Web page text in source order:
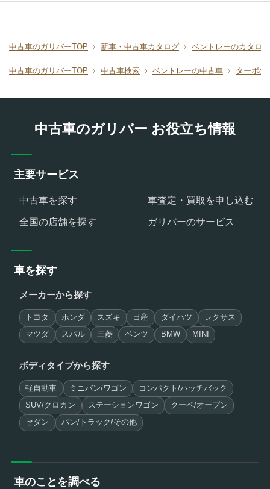
中古車のガリバーTOP 新車・中古車カタログ ベントレーのカタログ
中古車のガリバーTOP 中古車検索 ベントレーの中古車 ターボの
中古車のガリバー お役立ち情報
主要サービス
中古車を探す
車査定・買取を申し込む
全国の店舗を探す
ガリバーのサービス
車を探す
メーカーから探す
トヨタ ホンダ スズキ 日産 ダイハツ レクサス
マツダ スバル 三菱 ベンツ BMW MINI
ボディタイプから探す
軽自動車 ミニバン/ワゴン コンパクト/ハッチバック
SUV/クロカン ステーションワゴン クーペ/オープン
セダン バン/トラック/その他
車のことを調べる